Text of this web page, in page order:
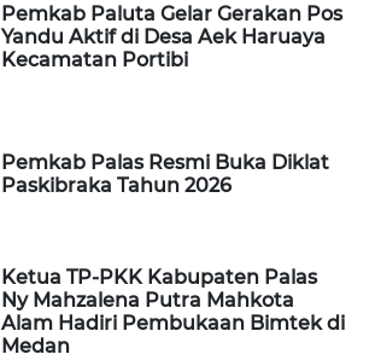
Pemkab Paluta Gelar Gerakan Pos
Yandu Aktif di Desa Aek Haruaya
Kecamatan Portibi
Pemkab Palas Resmi Buka Diklat
Paskibraka Tahun 2026
Ketua TP-PKK Kabupaten Palas
Ny Mahzalena Putra Mahkota
Alam Hadiri Pembukaan Bimtek di
Medan